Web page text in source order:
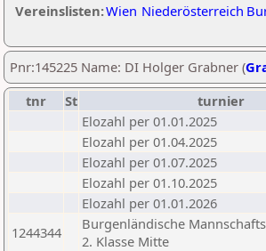
Vereinslisten:Wien Niederösterreich
Pnr:145225 Name: DI Holger Grabner (
tnr
St turnier
Elozahl per 01.01.2025
Elozahl per 01.04.2025
Elozahl per 01.07.2025
Elozahl per 01.10.2025
Elozahl per 01.01.2026
1244344
Burgenländische
2. Klasse Mitte